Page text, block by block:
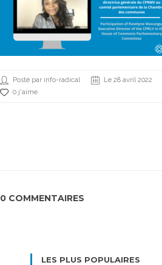
Posté par info-radical Le 28 avril 2022
0 j'aime
0 COMMENTAIRES
LES PLUS POPULAIRES